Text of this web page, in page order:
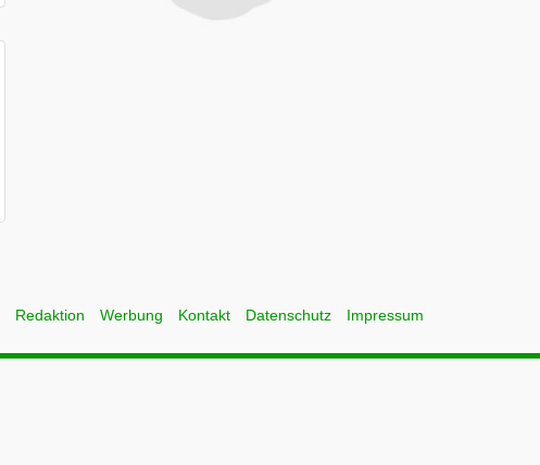
Redaktion Werbung Kontakt Datenschutz Impressum